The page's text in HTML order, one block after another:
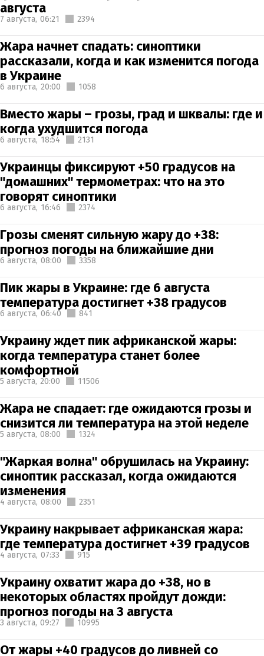
августа
7 августа, 06:21 2394
Жара начнет спадать: синоптики
рассказали, когда и как изменится погода
в Украине
6 августа, 20:00 1058
Вместо жары – грозы, град и шквалы: где и
когда ухудшится погода
6 августа, 18:54 2131
Украинцы фиксируют +50 градусов на
"домашних" термометрах: что на это
говорят синоптики
6 августа, 16:46 2374
Грозы сменят сильную жару до +38:
прогноз погоды на ближайшие дни
6 августа, 08:00 3358
Пик жары в Украине: где 6 августа
температура достигнет +38 градусов
6 августа, 06:40 841
Украину ждет пик африканской жары:
когда температура станет более
комфортной
5 августа, 20:00 11506
Жара не спадает: где ожидаются грозы и
снизится ли температура на этой неделе
5 августа, 08:00 1324
"Жаркая волна" обрушилась на Украину:
синоптик рассказал, когда ожидаются
изменения
4 августа, 08:00 2351
Украину накрывает африканская жара:
где температура достигнет +39 градусов
4 августа, 07:33 915
Украину охватит жара до +38, но в
некоторых областях пройдут дожди:
прогноз погоды на 3 августа
3 августа, 09:27 10995
От жары +40 градусов до ливней со